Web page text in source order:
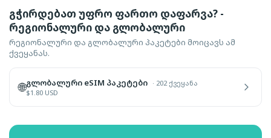
გჭირდებათ უფრო ფართო დაფარვა? -
რეგიონალური და გლობალური
რეგიონალური და გლობალური პაკეტები მოიცავს ამ
ქვეყანას.
🌐გლობალური eSIM პაკეტები · 202 ქვეყანა
$1.80 USD